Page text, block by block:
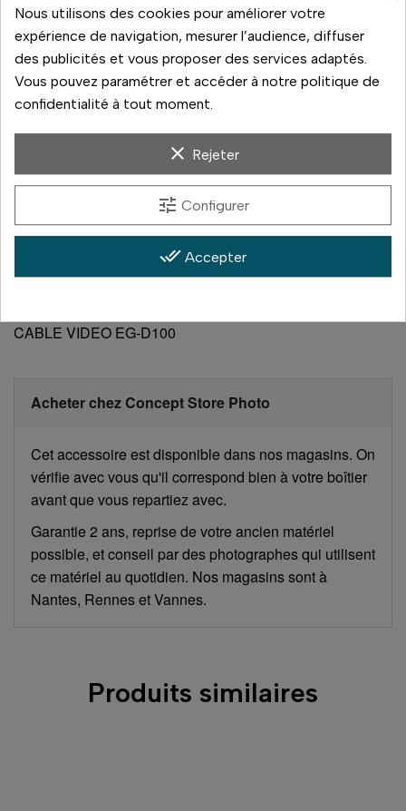
Paiement sécurisé
Paiement 3x sans frais
CABLE VIDEO EG-D100
Acheter chez Concept Store Photo
Cet accessoire est disponible dans nos magasins. On
vérifie avec vous qu'il correspond bien à votre boîtier
avant que vous repartiez avec.
Garantie 2 ans, reprise de votre ancien matériel
possible, et conseil par des photographes qui utilisent
ce matériel au quotidien. Nos magasins sont à
Nantes, Rennes et Vannes.
Produits similaires
Nous utilisons des cookies pour améliorer votre
expérience de navigation, mesurer l’audience, diffuser
des publicités et vous proposer des services adaptés.
Vous pouvez paramétrer et accéder à notre politique de
confidentialité à tout moment.
clear Rejeter
tune Configurer
done_all Accepter